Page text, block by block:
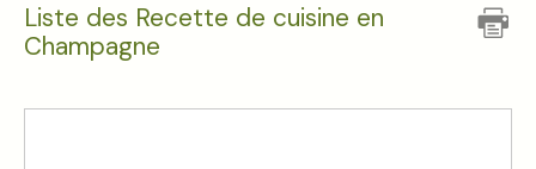
Liste des Recette de cuisine en
Champagne